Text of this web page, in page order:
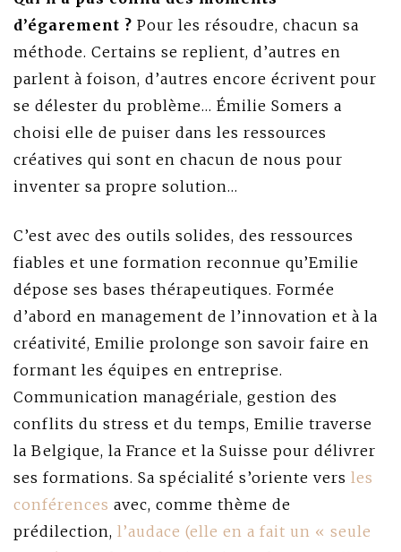
d’égarement ? Pour les résoudre, chacun sa
méthode. Certains se replient, d’autres en
parlent à foison, d’autres encore écrivent pour
se délester du problème… Émilie Somers a
choisi elle de puiser dans les ressources
créatives qui sont en chacun de nous pour
inventer sa propre solution…
C’est avec des outils solides, des ressources
fiables et une formation reconnue qu’Emilie
dépose ses bases thérapeutiques. Formée
d’abord en management de l’innovation et à la
créativité, Emilie prolonge son savoir faire en
formant les équipes en entreprise.
Communication managériale, gestion des
conflits du stress et du temps, Emilie traverse
la Belgique, la France et la Suisse pour délivrer
ses formations. Sa spécialité s’oriente vers les
conférences avec, comme thème de
prédilection, l’audace (elle en a fait un « seule